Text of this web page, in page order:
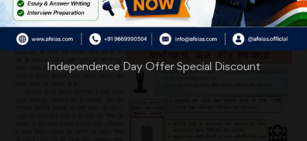
Independence Day Offer Special Discount